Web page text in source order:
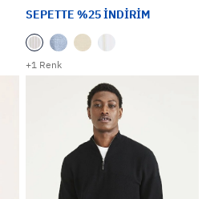
+1 Renk
SEPETTE %25 İNDİRİM